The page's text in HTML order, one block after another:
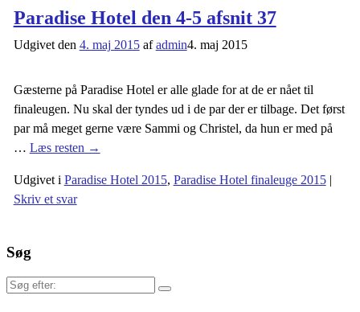
Paradise Hotel den 4-5 afsnit 37
Udgivet den 4. maj 2015 afadmin4. maj 2015
Gæsterne på Paradise Hotel er alle glade for at de er nået til
finaleugen. Nu skal der tyndes ud i de par der er tilbage. Det først
par må meget gerne være Sammi og Christel, da hun er med på
… Læs resten →
Udgivet i Paradise Hotel 2015, Paradise Hotel finaleuge 2015|
Skriv et svar
Søg
Søg